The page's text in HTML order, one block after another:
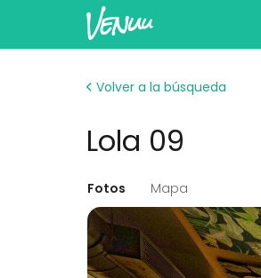
Volver a la búsqueda
Lola 09
Fotos Mapa